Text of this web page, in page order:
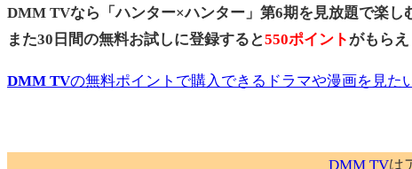
DMM TVなら「ハンター×ハンター」第6期を見放題で楽し
また30日間の無料お試しに登録すると550ポイントがもらえ
DMM TVの無料ポイントで購入できるドラマや漫画を見た
DMM TVは